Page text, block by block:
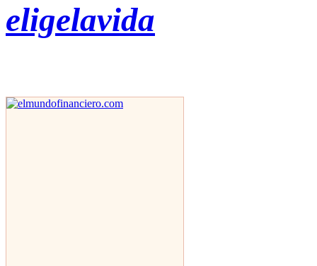
eligelavida